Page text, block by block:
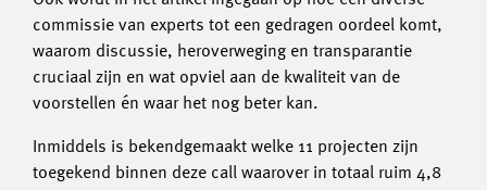
commissie van experts tot een gedragen oordeel komt,
waarom discussie, heroverweging en transparantie
cruciaal zijn en wat opviel aan de kwaliteit van de
voorstellen én waar het nog beter kan.
Inmiddels is bekendgemaakt welke 11 projecten zijn
toegekend binnen deze call waarover in totaal ruim 4,8